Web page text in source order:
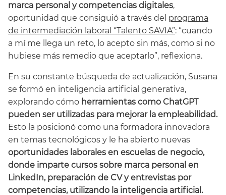
marca personal y competencias digitales,
oportunidad que consiguió a través del programa
de intermediación laboral “Talento SAVIA”: “cuando
a mí me llega un reto, lo acepto sin más, como si no
hubiese más remedio que aceptarlo”, reflexiona.
En su constante búsqueda de actualización, Susana
se formó en inteligencia artificial generativa,
explorando cómo herramientas como ChatGPT
pueden ser utilizadas para mejorar la empleabilidad.
Esto la posicionó como una formadora innovadora
en temas tecnológicos y le ha abierto nuevas
oportunidades laborales en escuelas de negocio,
donde imparte cursos sobre marca personal en
LinkedIn, preparación de CV y entrevistas por
competencias, utilizando la inteligencia artificial.